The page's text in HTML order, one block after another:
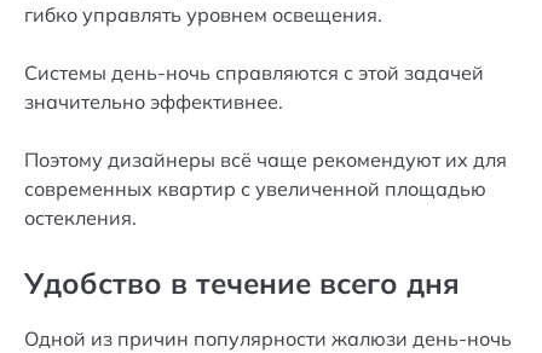
гибко управлять уровнем освещения.
Системы день-ночь справляются с этой задачей
значительно эффективнее.
Поэтому дизайнеры всё чаще рекомендуют их для
современных квартир с увеличенной площадью
остекления.
Удобство в течение всего дня
Одной из причин популярности жалюзи день-ночь